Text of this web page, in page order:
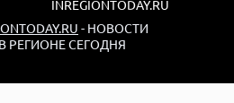
- НОВОСТИ
РЕГИОНЕ СЕГОДНЯ